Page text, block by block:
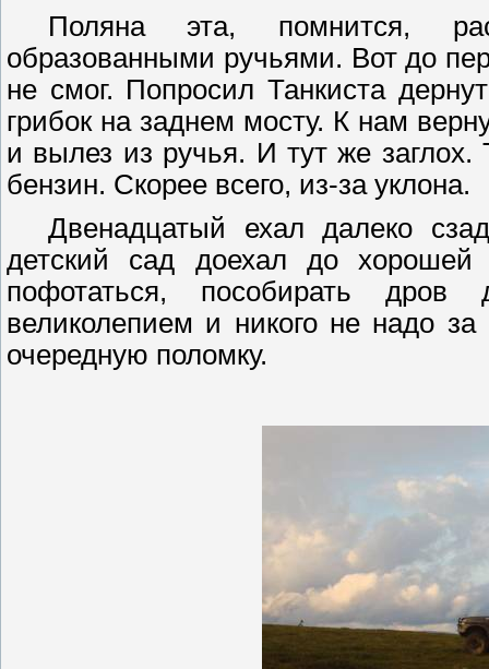
Поляна эта, помнится,
образованными ручьями. Вот до
не смог. Попросил Танкиста
грибок на заднем мосту. К нам
и вылез из ручья. И тут же заглох.
бензин. Скорее всего, из-за уклона.
Двенадцатый ехал далеко
детский сад доехал до
пофотаться, пособирать дров
великолепием и никого не надо
очередную поломку.